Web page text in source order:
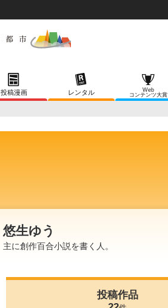
投稿漫画 レンタル
Web
コンテンツ大賞
悠生ゆう
主に創作百合小説を書く人。
投稿作品